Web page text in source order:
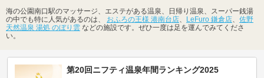
海の公園南口駅のマッサージ、エステがある温泉、日帰り温泉、スーパー銭湯
の中でも特に人気があるのは、 おふろの王様 港南台店 LeFuro 鎌倉店
佐野
天然温泉 湯処 のぼり雲 などの施設です。ぜひ一度は足を運んでみてくださ
い。
第20回ニフティ温泉年間ランキング2025